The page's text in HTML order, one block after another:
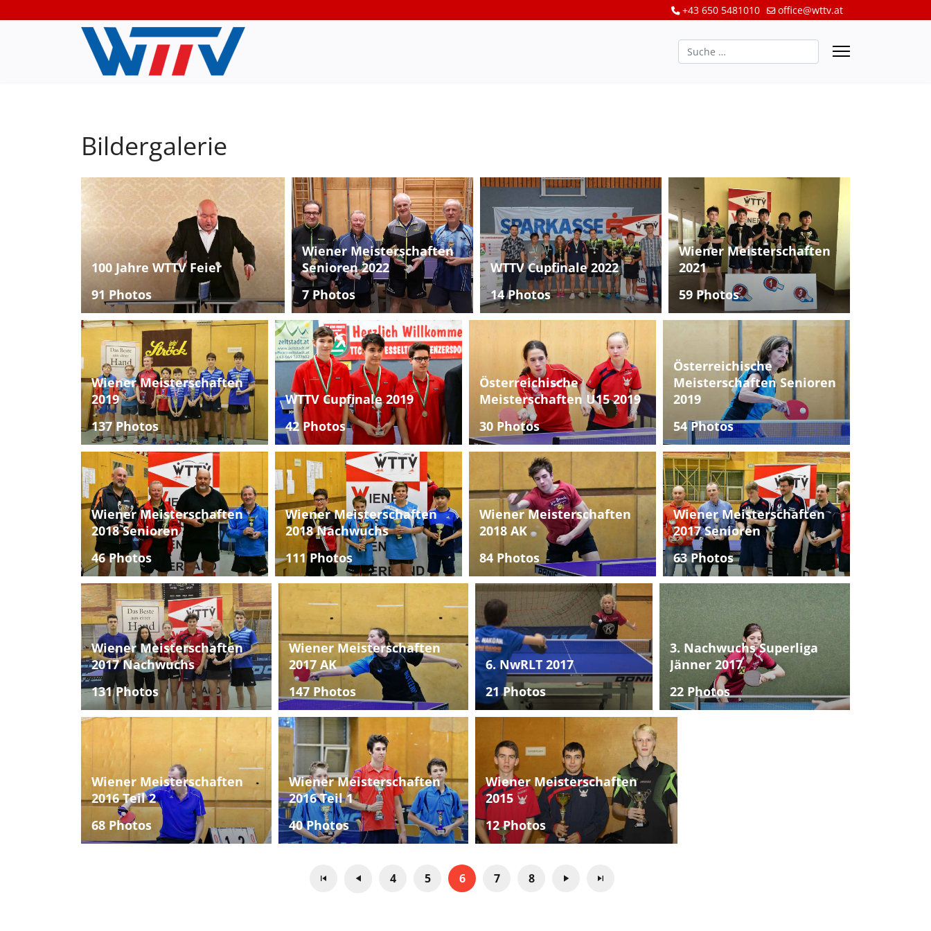
+43 650 5481010 office@wttv.at
Suchen
Bildergalerie
100 Jahre WTTV Feier
91 Photos
Wiener Meisterschaften
Senioren 2022
7 Photos
WTTV Cupfinale 2022
14 Photos
Wiener Meisterschaften
2021
59 Photos
Wiener Meisterschaften
2019
137 Photos
WTTV Cupfinale 2019
42 Photos
Österreichische
Meisterschaften U15 2019
30 Photos
Österreichische
Meisterschaften Senioren
2019
54 Photos
Wiener Meisterschaften
2018 Senioren
46 Photos
Wiener Meisterschaften
2018 Nachwuchs
111 Photos
Wiener Meisterschaften
2018 AK
84 Photos
Wiener Meisterschaften
2017 Senioren
63 Photos
Wiener Meisterschaften
2017 Nachwuchs
131 Photos
Wiener Meisterschaften
2017 AK
147 Photos
6. NwRLT 2017
21 Photos
3. Nachwuchs Superliga
Jänner 2017
22 Photos
Wiener Meisterschaften
2016 Teil 2
68 Photos
Wiener Meisterschaften
2016 Teil 1
40 Photos
Wiener Meisterschaften
2015
12 Photos
4 5 6 7 8